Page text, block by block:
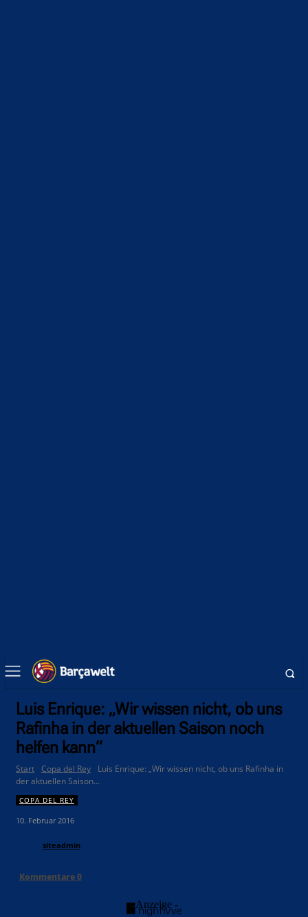
Luis Enrique: „Wir wissen nicht, ob uns
Rafinha in der aktuellen Saison noch
helfen kann“
Start Copa del Rey
Luis Enrique: „Wir wissen nicht, ob uns Rafinha in
der aktuellen Saison...
COPA DEL REY
10. Februar 2016
siteadmin
Kommentare0
- Anzeige -